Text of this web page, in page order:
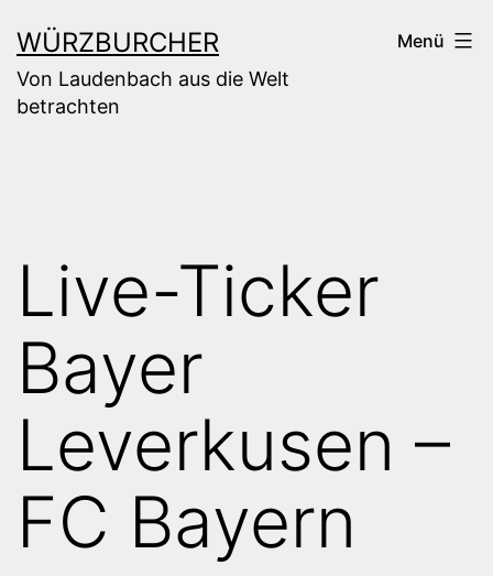
Inhalt
springen
WÜRZBURCHER
Von Laudenbach aus die Welt
betrachten
Menü
Live-Ticker
Bayer
Leverkusen –
FC Bayern